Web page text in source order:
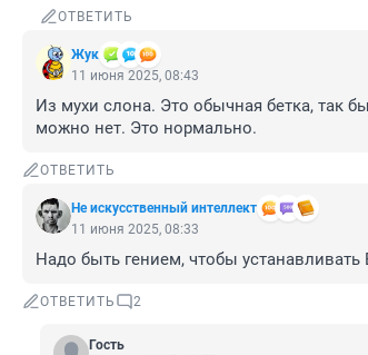
ОТВЕТИТЬ
Жук
11 июня 2025, 08:43
Из мухи слона. Это обычная бетка, так
можно нет. Это нормально.
ОТВЕТИТЬ
Не искусственный интеллект
11 июня 2025, 08:33
Надо быть гением, чтобы устанавливать
ОТВЕТИТЬ 2
Гость